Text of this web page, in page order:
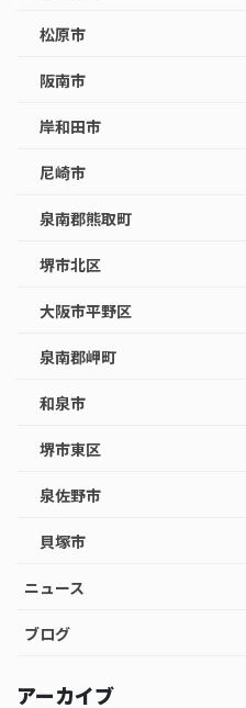
松原市
阪南市
岸和田市
尼崎市
泉南郡熊取町
堺市北区
大阪市平野区
泉南郡岬町
和泉市
堺市東区
泉佐野市
貝塚市
ニュース
ブログ
アーカイブ